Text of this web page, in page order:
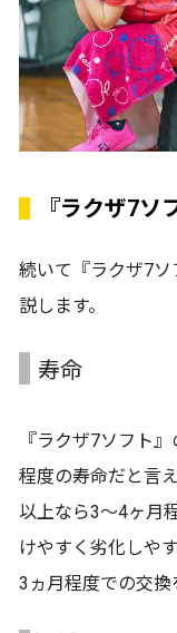
『ラクザ7
続いて『ラクザ7
説します。
寿命
『ラクザ7ソフト
程度の寿命だと言
以上なら3～4ヶ月
けやすく劣化しや
3ヵ月程度での交換